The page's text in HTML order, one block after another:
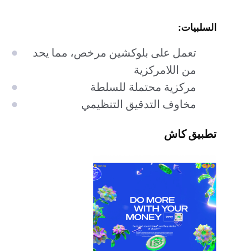
السلبيات:
تعمل على بلوكشين مرخص، مما يحد
من اللامركزية
مركزية محتملة للسلطة
مخاوف التدقيق التنظيمي
تطبيق كاش